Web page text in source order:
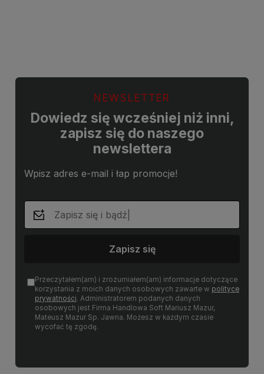
NEWSLETTER
Dowiedz się wcześniej niż inni,
zapisz się do naszego
newslettera
Wpisz adres e-mail i łap promocje!
Zapisz się
Przeczytałem(am) i zrozumiałem(am) informacje dotyczące
korzystania z moich danych osobowych zawarte w polityce
prywatności. Administratorem podanych danych
osobowych jest Firma Handlowa Soft Mariusz Mazur,
Mateusz Mazur Sp. Jawna. Możesz w każdym czasie
wycofać tę zgodę.